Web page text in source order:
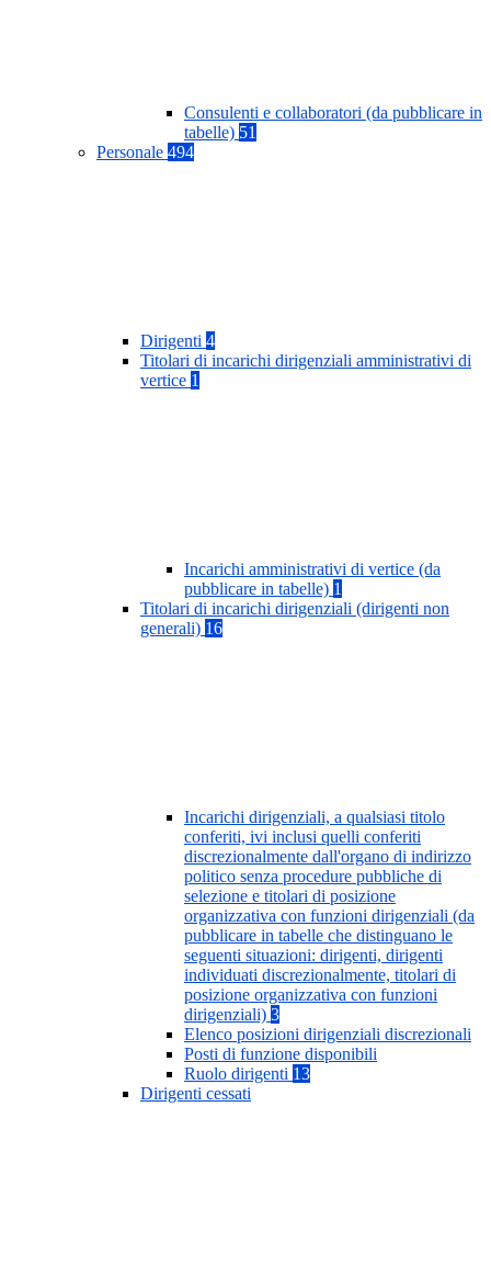
Consulenti e collaboratori (da pubblicare in
tabelle) 51
Personale 494
Dirigenti 4
Titolari di incarichi dirigenziali amministrativi di
vertice 1
Incarichi amministrativi di vertice (da
pubblicare in tabelle) 1
Titolari di incarichi dirigenziali (dirigenti non
generali) 16
Incarichi dirigenziali, a qualsiasi titolo
conferiti, ivi inclusi quelli conferiti
discrezionalmente dall'organo di indirizzo
politico senza procedure pubbliche di
selezione e titolari di posizione
organizzativa con funzioni dirigenziali (da
pubblicare in tabelle che distinguano le
seguenti situazioni: dirigenti, dirigenti
individuati discrezionalmente, titolari di
posizione organizzativa con funzioni
dirigenziali) 3
Elenco posizioni dirigenziali discrezionali
Posti di funzione disponibili
Ruolo dirigenti 13
Dirigenti cessati